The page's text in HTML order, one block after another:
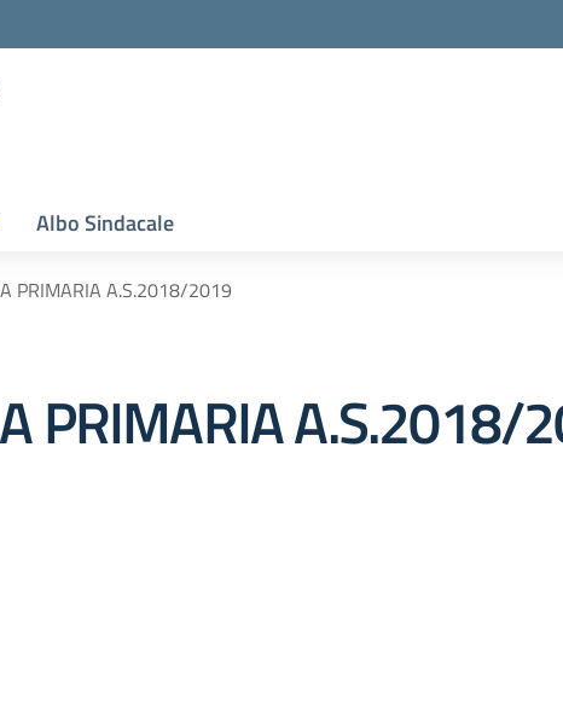
Albo Sindacale
PRIMARIA A.S.2018/2019
PRIMARIA A.S.2018/